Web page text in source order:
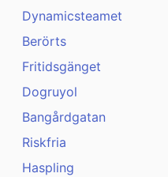
Dynamicsteamet
Berörts
Fritidsgänget
Dogruyol
Bangårdgatan
Riskfria
Haspling